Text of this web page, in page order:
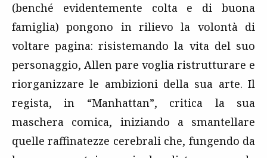
(benché evidentemente colta e di buona
famiglia) pongono in rilievo la volontà di
voltare pagina: risistemando la vita del suo
personaggio, Allen pare voglia ristrutturare e
riorganizzare le ambizioni della sua arte. Il
regista, in “Manhattan”, critica la sua
maschera comica, iniziando a smantellare
quelle raffinatezze cerebrali che, fungendo da